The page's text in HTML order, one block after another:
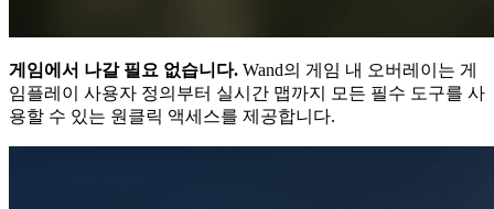
게임에서 나갈 필요 없습니다. Wand의 게임 내 오버레이는 게
임플레이 사용자 정의부터 실시간 맵까지 모든 필수 도구를 사
용할 수 있는 원클릭 액세스를 제공합니다.